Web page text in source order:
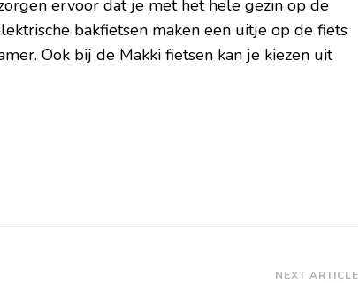
ervoor dat je met het hele gezin op de
bakfietsen maken een uitje op de fiets
Ook bij de Makki fietsen kan je kiezen uit
NEXT ARTICLE